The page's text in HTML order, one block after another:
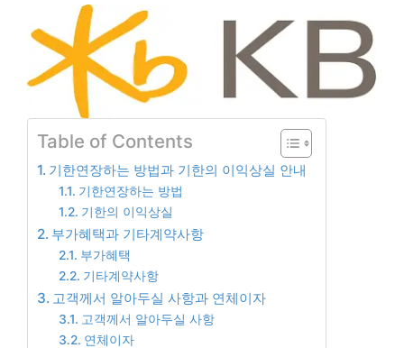
Table of Contents
기한연장하는 방법과 기한의 이익상실 안내
기한연장하는 방법
기한의 이익상실
부가혜택과 기타계약사항
부가혜택
기타계약사항
고객께서 알아두실 사항과 연체이자
고객께서 알아두실 사항
연체이자